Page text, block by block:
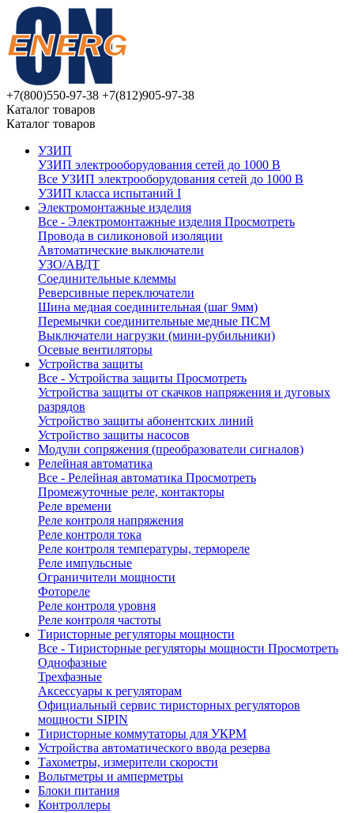
+7(800)550-97-38 +7(812)905-97-38
Каталог товаров
Каталог товаров
УЗИП
УЗИП электрооборудования сетей до 1000 В
Все УЗИП электрооборудования сетей до 1000 В
УЗИП клaссa испытаний I
Электромонтажные изделия
Все - Электромонтажные изделия Просмотреть
Провода в силиконовой изоляции
Автоматические выключатели
УЗО/АВДТ
Соединительные клеммы
Реверсивные переключатели
Шина медная соединительная (шаг 9мм)
Перемычки соединительные медные ПСМ
Выключатели нагрузки (мини-рубильники)
Осевые вентиляторы
Устройства защиты
Все - Устройства защиты Просмотреть
Устройства защиты от скачков напряжения и дуговых
разрядов
Устройство защиты абонентских линий
Устройство защиты насосов
Модули сопряжения (преобразователи сигналов)
Релейная автоматика
Все - Релейная автоматика Просмотреть
Промежуточные реле, контакторы
Реле времени
Реле контроля напряжения
Реле контроля тока
Реле контроля температуры, термореле
Реле импульсные
Ограничители мощности
Фотореле
Реле контроля уровня
Реле контроля частоты
Тиристорные регуляторы мощности
Все - Тиристорные регуляторы мощности Просмотреть
Однофазные
Трехфазные
Аксессуары к регуляторам
Официальный сервис тиристорных регуляторов
мощности SIPIN
Тиристорные коммутаторы для УКРМ
Устройства автоматического ввода резерва
Тахометры, измерители скорости
Вольтметры и амперметры
Блоки питания
Контроллеры